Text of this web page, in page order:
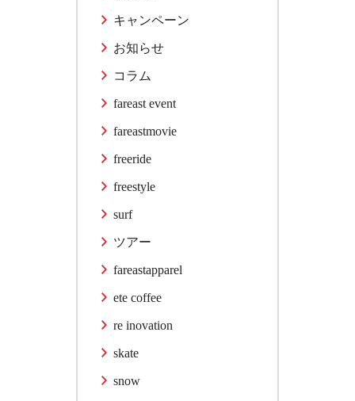
キャンペーン
お知らせ
コラム
fareast event
fareastmovie
freeride
freestyle
surf
ツアー
fareastapparel
ete coffee
re inovation
skate
snow